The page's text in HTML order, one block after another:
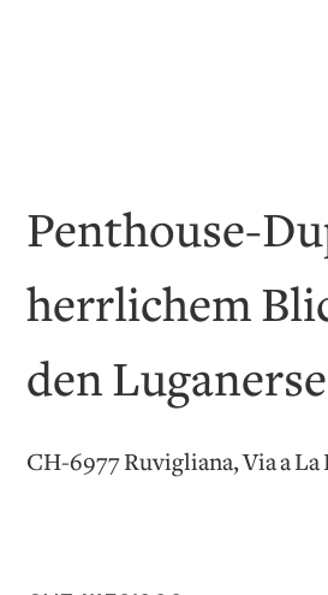
Penthouse-
herrlichem
den
CH-6977 Ruvigliana, Via a La